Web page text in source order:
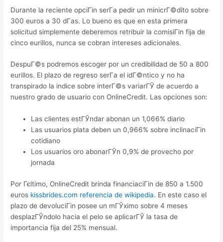
Durante la reciente opciГіn serГ­a pedir un minicrГ©dito sobre
300 euros a 30 dГ­as. Lo bueno es que en esta primera
solicitud simplemente deberemos retribuir la comisiГіn fija de
cinco eurillos, nunca se cobran intereses adicionales.
DespuГ©s podremos escoger por un credibilidad de 50 a 800
eurillos. El plazo de regreso serГ­a el idГ©ntico y no ha
transpirado la indice sobre interГ©s variarГЎ de acuerdo a
nuestro grado de usuario con OnlineCredit. Las opciones son:
Las clientes estГЎndar abonan un 1,066% diario
Las usuarios plata deben un 0,966% sobre inclinaciГіn
cotidiano
Los usuarios oro abonarГЎn 0,9% de provecho por
jornada
Por Гєltimo, OnlineCredit brinda financiaciГіn de 850 a 1.500
euros kissbrides.com referencia de wikipedia. En este caso el
plazo de devoluciГіn posee un mГЎximo sobre 4 meses
desplazГЎndolo hacia el pelo se aplicarГЎ la tasa de
importancia fija del 25% mensual.